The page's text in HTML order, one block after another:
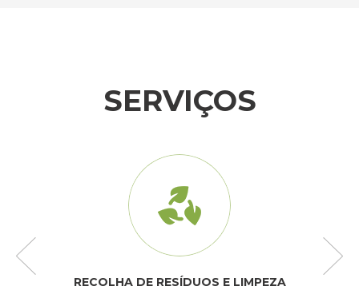
SERVIÇOS
RECOLHA DE RESÍDUOS E LIMPEZA